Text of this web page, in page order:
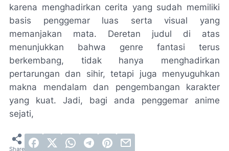
karena menghadirkan cerita yang sudah memiliki
basis penggemar luas serta visual yang
memanjakan mata. Deretan judul di atas
menunjukkan bahwa genre fantasi terus
berkembang, tidak hanya menghadirkan
pertarungan dan sihir, tetapi juga menyuguhkan
makna mendalam dan pengembangan karakter
yang kuat. Jadi, bagi anda penggemar anime
sejati,